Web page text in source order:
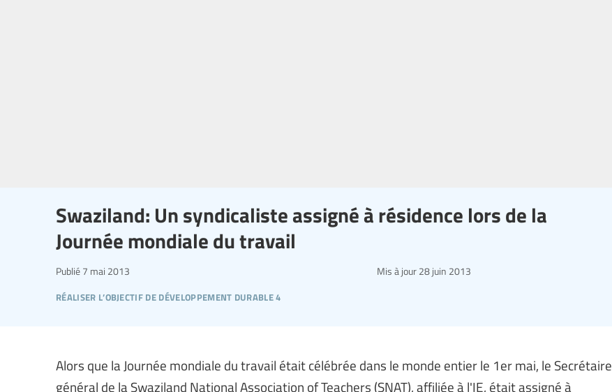
Swaziland: Un syndicaliste assigné à résidence lors de la
Journée mondiale du travail
réaliser l’objectif de développement durable 4
Publié 7 mai 2013 Mis à jour 28 juin 2013
Alors que la Journée mondiale du travail était célébrée dans le monde entier le 1er mai, le Secrétaire
général de la Swaziland National Association of Teachers (SNAT), affiliée à l'IE, était assigné à